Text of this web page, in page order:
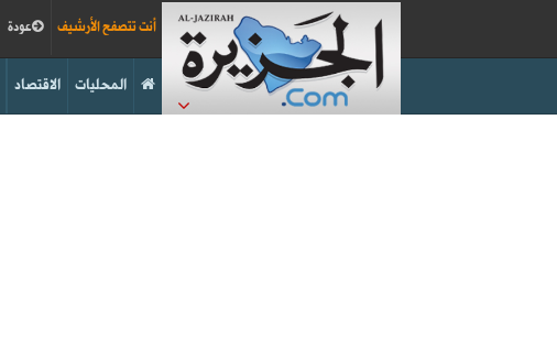
عودة أنت تتصفح الأرشيف
الاقتصاد المحليات